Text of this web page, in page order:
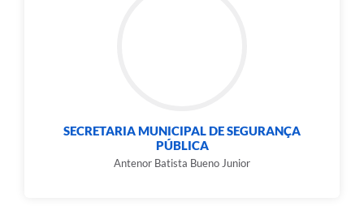
SECRETARIA MUNICIPAL DE SEGURANÇA
PÚBLICA
Antenor Batista Bueno Junior